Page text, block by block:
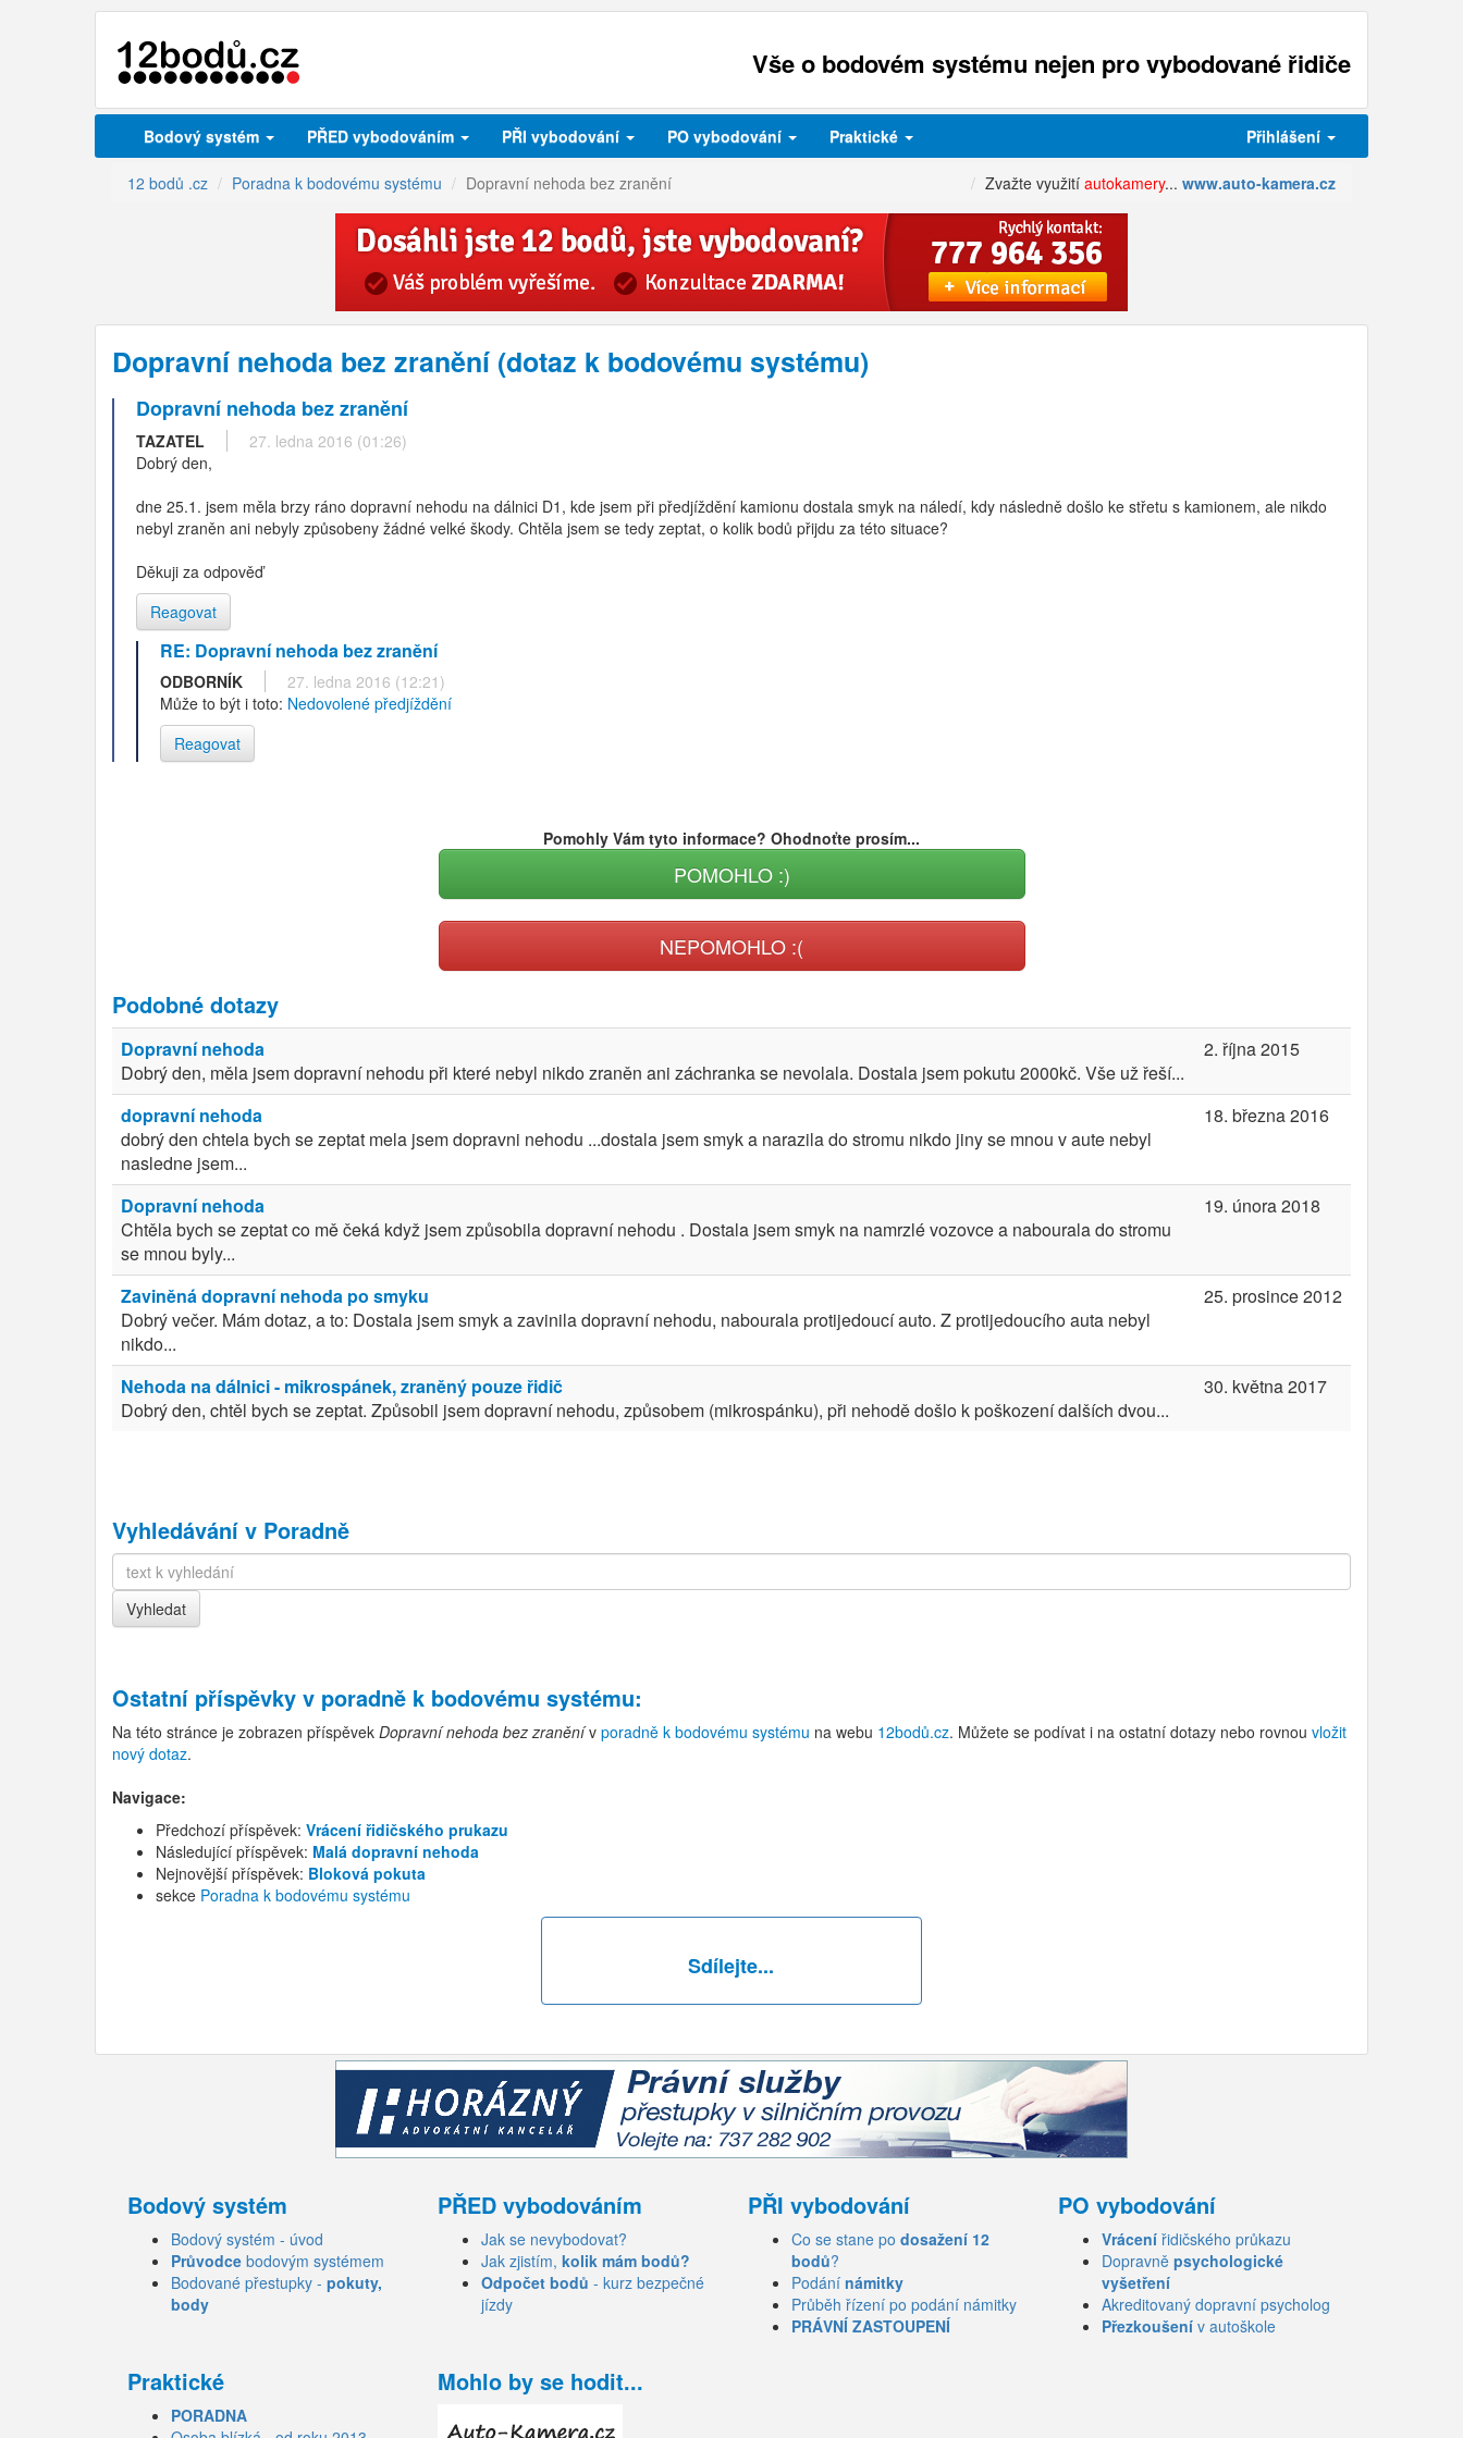
Vše o bodovém systému nejen pro vybodované řidiče
Bodový systém PŘED vybodováním PŘI vybodování PO vybodování Praktické Přihlášení
12 bodů .cz Poradna k bodovému systému Dopravní nehoda bez zranění Zvažte využití autokamery... www.auto-kamera.cz
Dopravní nehoda bez zranění (dotaz k bodovému systému)
Dopravní nehoda bez zranění
TAZATEL
27. ledna 2016 (01:26)
Dobrý den,
dne 25.1. jsem měla brzy ráno dopravní nehodu na dálnici D1, kde jsem při předjíždění kamionu dostala smyk na náledí, kdy následně došlo ke střetu s kamionem, ale nikdo
nebyl zraněn ani nebyly způsobeny žádné velké škody. Chtěla jsem se tedy zeptat, o kolik bodů přijdu za této situace?
Děkuji za odpověď
Reagovat
RE: Dopravní nehoda bez zranění
ODBORNÍK
27. ledna 2016 (12:21)
Může to být i toto: Nedovolené předjíždění
Reagovat
Pomohly Vám tyto informace? Ohodnoťte prosím...
POMOHLO :)
NEPOMOHLO :(
Podobné dotazy
Dopravní nehoda
Dobrý den, měla jsem dopravní nehodu při které nebyl nikdo zraněn ani záchranka se nevolala. Dostala jsem pokutu 2000kč. Vše už řeší...
2. října 2015
dopravní nehoda
dobrý den chtela bych se zeptat mela jsem dopravni nehodu ...dostala jsem smyk a narazila do stromu nikdo jiny se mnou v aute nebyl
nasledne jsem...
18. března 2016
Dopravní nehoda
Chtěla bych se zeptat co mě čeká když jsem způsobila dopravní nehodu . Dostala jsem smyk na namrzlé vozovce a nabourala do stromu
se mnou byly...
19. února 2018
Zaviněná dopravní nehoda po smyku
Dobrý večer. Mám dotaz, a to: Dostala jsem smyk a zavinila dopravní nehodu, nabourala protijedoucí auto. Z protijedoucího auta nebyl
nikdo...
25. prosince 2012
Nehoda na dálnici - mikrospánek, zraněný pouze řidič
Dobrý den, chtěl bych se zeptat. Způsobil jsem dopravní nehodu, způsobem (mikrospánku), při nehodě došlo k poškození dalších dvou...
30. května 2017
Vyhledávání v Poradně
Ostatní příspěvky v poradně k bodovému systému:
Na této stránce je zobrazen příspěvek Dopravní nehoda bez zraněnív poradně k bodovému systému na webu 12bodů.cz. Můžete se podívat i na ostatní dotazy nebo rovnou vložit
nový dotaz.
Navigace:
Předchozí příspěvek: Vrácení řidičského prukazu
Následující příspěvek: Malá dopravní nehoda
Nejnovější příspěvek: Bloková pokuta
sekce Poradna k bodovému systému
Sdílejte...
Bodový systém
Bodový systém - úvod
Průvodce bodovým systémem
Bodované přestupky - pokuty,
body
PŘED vybodováním
Jak se nevybodovat?
Jak zjistím, kolik mám bodů?
Odpočet bodů - kurz bezpečné
jízdy
PŘI vybodování
Co se stane po dosažení 12
bodů?
Podání námitky
Průběh řízení po podání námitky
PRÁVNÍ ZASTOUPENÍ
PO vybodování
Vrácení řidičského průkazu
Dopravně psychologické
vyšetření
Akreditovaný dopravní psycholog
Přezkoušení v autoškole
Praktické
PORADNA
Mohlo by se hodit...